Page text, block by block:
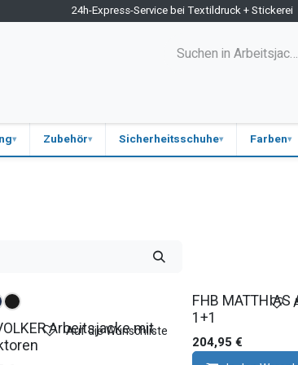
24h-Express-Service bei Textildruck + Stickerei
Zubehör Sicherheitsschuhe Farben
Arbeitsjacke mit
Auf die Wunschliste
FHB
1+1
204,95€